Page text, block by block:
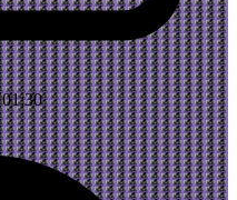
01:30